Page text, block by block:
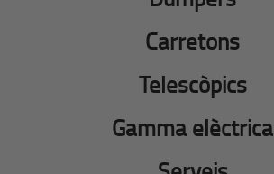
Carretons
Telescòpics
Gamma elèctrica